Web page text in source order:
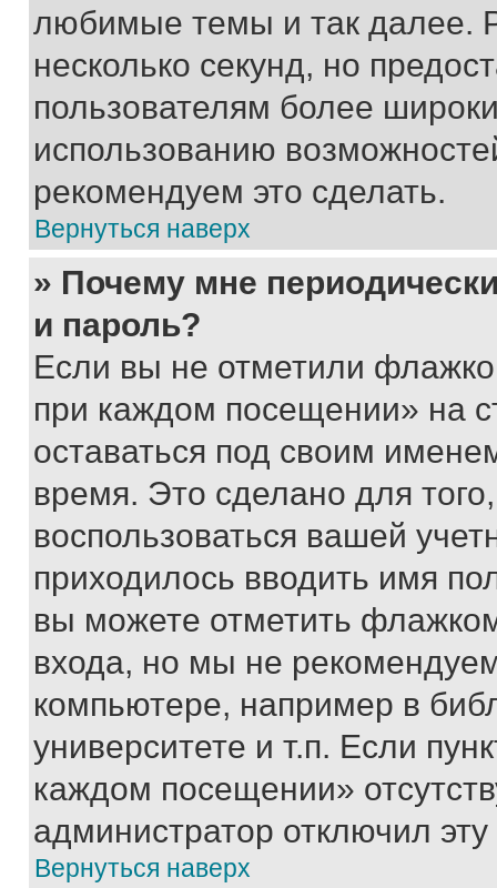
любимые темы и так далее.
несколько секунд, но
пользователям более
использованию
рекомендуем это сделать.
Вернуться наверх
» Почему мне
и пароль?
Если вы не отметили
при каждом посещении» на
оставаться под своим
время. Это сделано для
воспользоваться вашей
приходилось вводить имя
вы можете отметить
входа, но мы не
компьютере, например в
университете и т.п. Если
каждом посещении»
администратор отключил
Вернуться наверх